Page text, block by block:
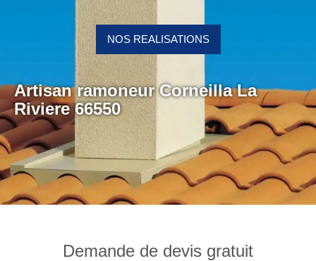
Artisan ramoneur Corneilla La
Riviere 66550
NOS REALISATIONS
Demande de devis gratuit